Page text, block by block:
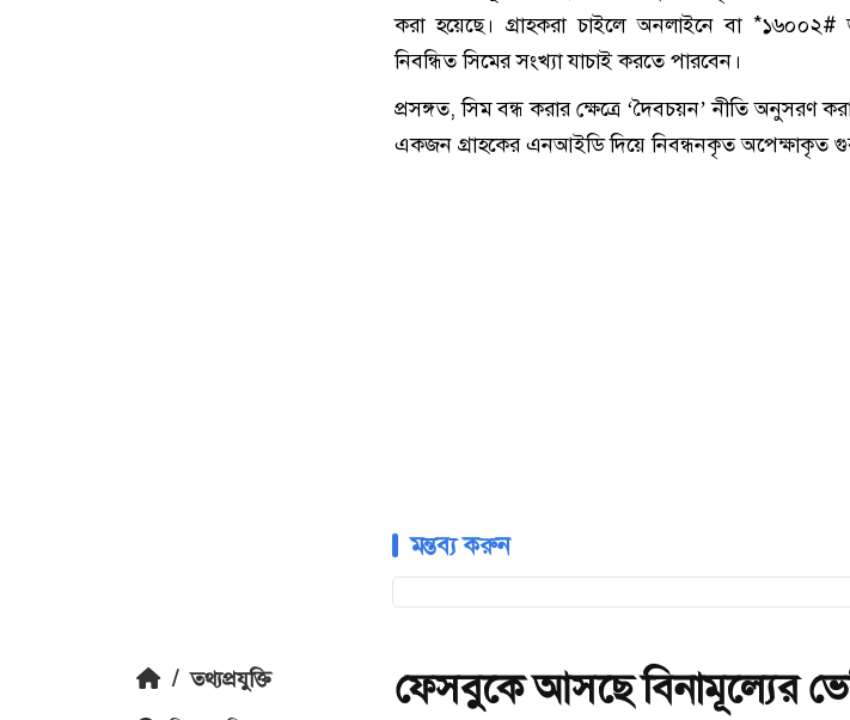
করা হয়েছে। গ্রাহকরা চাইলে অনলাইনে বা
নিবন্ধিত সিমের সংখ্যা যাচাই করতে পারবেন।
প্রসঙ্গত, সিম বন্ধ করার ক্ষেত্রে ‘দৈবচয়ন’ নীতি অনুসরণ
একজন গ্রাহকের এনআইডি দিয়ে নিবন্ধনকৃত অপেক্ষাকৃত
মন্তব্য করুন
/ তথ্যপ্রযুক্তি
ফেসবুকে আসছে বিনামূল্যের